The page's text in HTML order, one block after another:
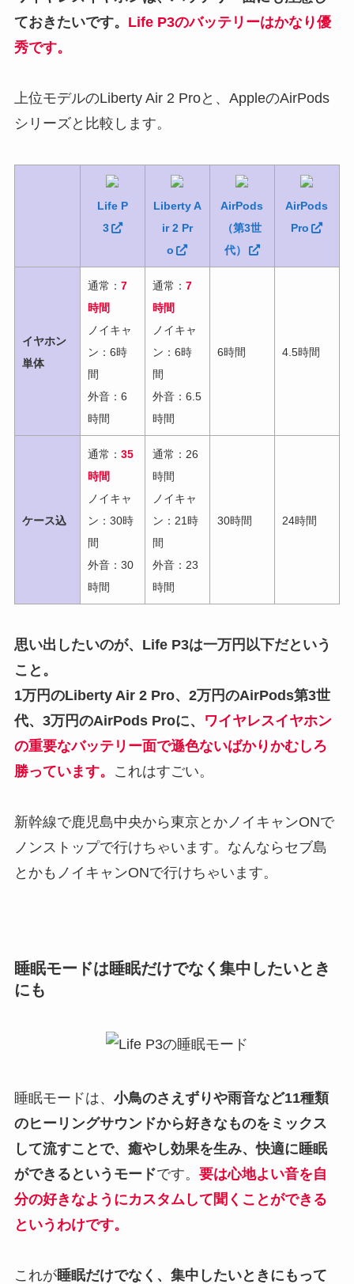
ておきたいです。 Life P3のバッテリーはかなり優
秀です。
上位モデルのLiberty Air 2 Proと、AppleのAirPods
シリーズと比較します。
Life P
3
Liberty A
ir 2 Pr
o
AirPods
（第3世
代）
AirPods
Pro
イヤホン
単体
通常： 7
時間
ノイキャ
ン：6時
間
外音：6
時間
通常： 7
時間
ノイキャ
ン：6時
間
外音：6.5
時間
6時間 4.5時間
ケース込
通常： 35
時間
ノイキャ
ン：30時
間
外音：30
時間
通常：26
時間
ノイキャ
ン：21時
間
外音：23
時間
30時間 24時間
思い出したいのが、Life P3は一万円以下だという
こと。
1万円のLiberty Air 2 Pro、2万円のAirPods第3世
代、3万円のAirPods Proに、
ワイヤレスイヤホン
の重要なバッテリー面で遜色ないばかりかむしろ
勝っています。
これはすごい。
新幹線で鹿児島中央から東京とかノイキャンONで
ノンストップで行けちゃいます。なんならセブ島
とかもノイキャンONで行けちゃいます。
睡眠モードは睡眠だけでなく集中したいとき
にも
睡眠モードは、 小鳥のさえずりや雨音など11種類
のヒーリングサウンドから好きなものをミックス
して流すことで、癒やし効果を生み、快適に睡眠
ができるというモードです。 要は心地よい音を自
分の好きなようにカスタムして聞くことができる
というわけです。
これが睡眠だけでなく、集中したいときにもって